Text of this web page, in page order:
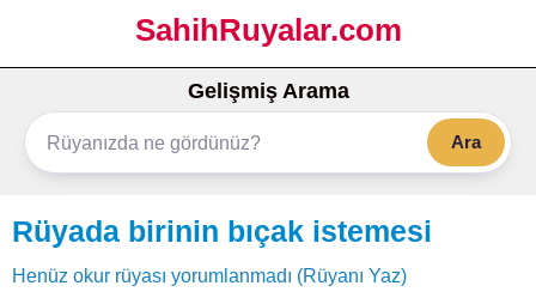
SahihRuyalar.com
Gelişmiş Arama
Ara
Rüyada birinin bıçak istemesi
Henüz okur rüyası yorumlanmadı (Rüyanı Yaz)